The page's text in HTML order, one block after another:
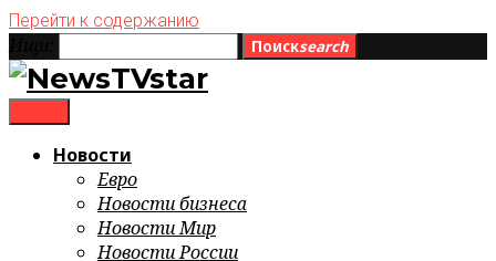
Перейти к содержанию
Поискsearch
Новости
Евро
Новости бизнеса
Новости Мир
Новости России